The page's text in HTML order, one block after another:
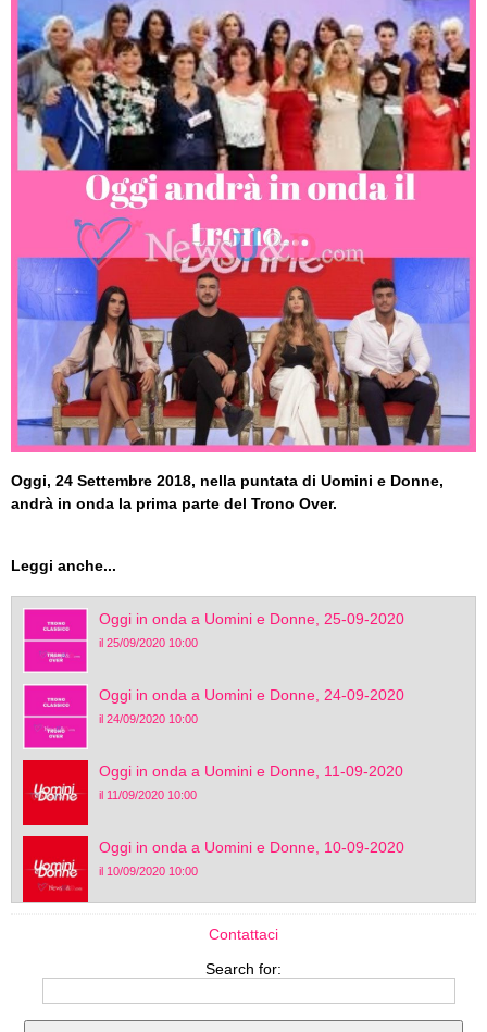
Oggi, 24 Settembre 2018, nella puntata di Uomini e Donne,
andrà in onda la prima parte del Trono Over.
Leggi anche...
Oggi in onda a Uomini e Donne, 25-09-2020
il 25/09/2020 10:00
Oggi in onda a Uomini e Donne, 24-09-2020
il 24/09/2020 10:00
Oggi in onda a Uomini e Donne, 11-09-2020
il 11/09/2020 10:00
Oggi in onda a Uomini e Donne, 10-09-2020
il 10/09/2020 10:00
Contattaci
Search for: